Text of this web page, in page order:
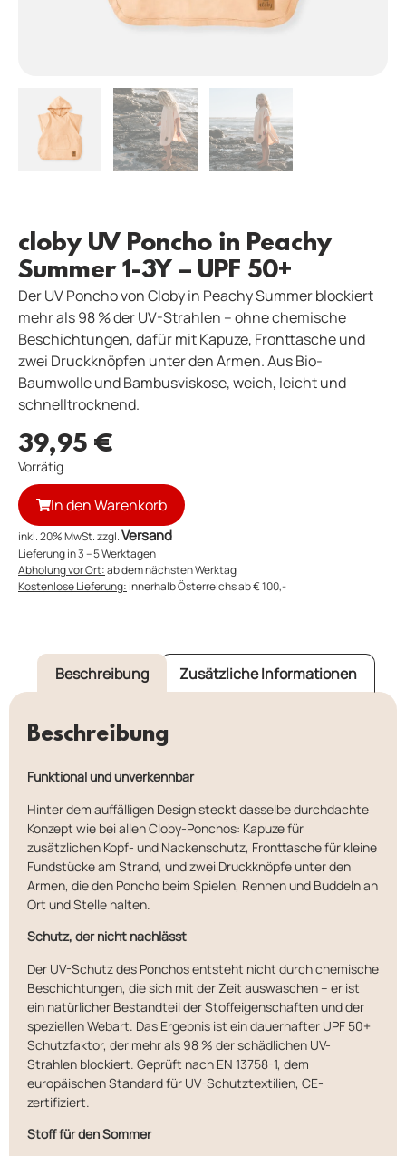
cloby UV Poncho in Peachy
Summer 1-3Y – UPF 50+
Der UV Poncho von Cloby in Peachy Summer blockiert
mehr als 98 % der UV-Strahlen – ohne chemische
Beschichtungen, dafür mit Kapuze, Fronttasche und
zwei Druckknöpfen unter den Armen. Aus Bio-
Baumwolle und Bambusviskose, weich, leicht und
schnelltrocknend.
39,95 €
Vorrätig
In den Warenkorb
inkl. 20% MwSt. zzgl.Versand
Lieferung in 3 – 5 Werktagen
Abholung vor Ort:ab dem nächsten Werktag
Kostenlose Lieferung: innerhalb Österreichs ab € 100,-
Beschreibung Zusätzliche Informationen
Beschreibung
Funktional und unverkennbar
Hinter dem auffälligen Design steckt dasselbe durchdachte
Konzept wie bei allen Cloby-Ponchos: Kapuze für
zusätzlichen Kopf- und Nackenschutz, Fronttasche für kleine
Fundstücke am Strand, und zwei Druckknöpfe unter den
Armen, die den Poncho beim Spielen, Rennen und Buddeln an
Ort und Stelle halten.
Schutz, der nicht nachlässt
Der UV-Schutz des Ponchos entsteht nicht durch chemische
Beschichtungen, die sich mit der Zeit auswaschen – er ist
ein natürlicher Bestandteil der Stoffeigenschaften und der
speziellen Webart. Das Ergebnis ist ein dauerhafter UPF 50+
Schutzfaktor, der mehr als 98 % der schädlichen UV-
Strahlen blockiert. Geprüft nach EN 13758-1, dem
europäischen Standard für UV-Schutztextilien, CE-
zertifiziert.
Stoff für den Sommer